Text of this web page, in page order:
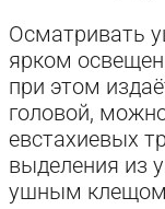
Осматривать
ярком
при этом
головой,
евстахиевых
выделения из
ушным